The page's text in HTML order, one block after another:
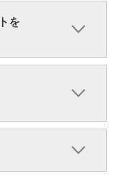
を